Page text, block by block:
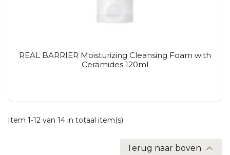
REAL BARRIER Moisturizing Cleansing Foam with
Ceramides 120ml
Item 1-12 van 14 in totaal item(s)
Terug naar boven 